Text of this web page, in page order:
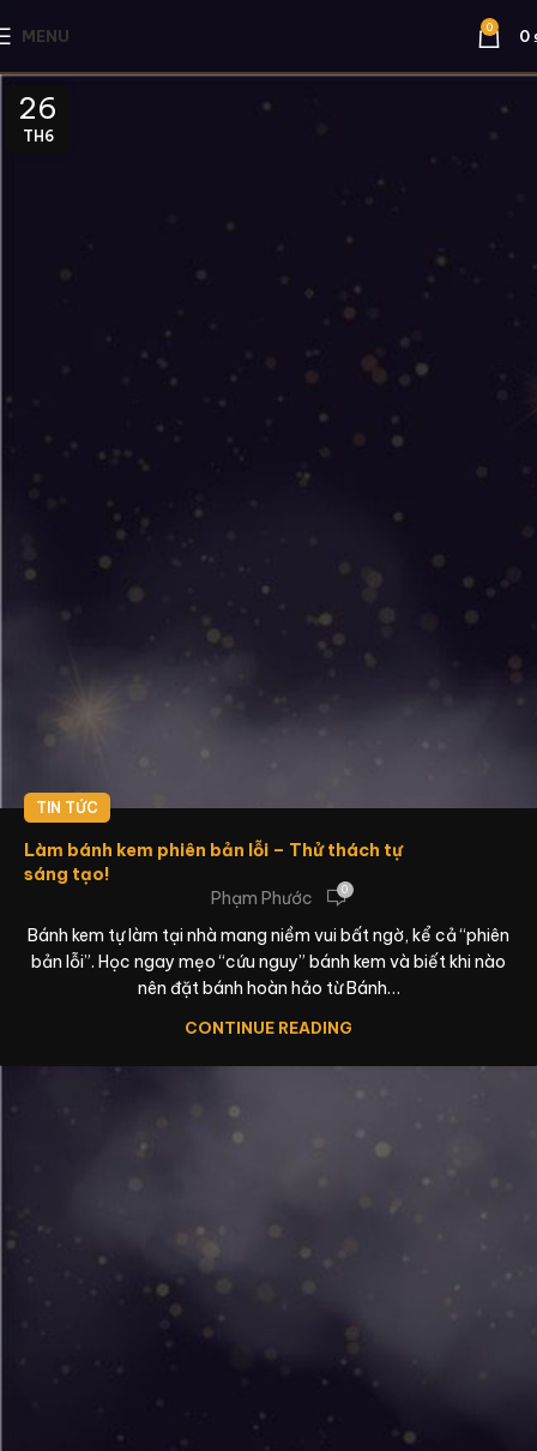
MENU 0 0
26
TH6
TIN TỨC
Làm bánh kem phiên bản lỗi – Thử thách tự
sáng tạo!
Phạm Phước
0
Bánh kem tự làm tại nhà mang niềm vui bất ngờ, kể cả “phiên
bản lỗi”. Học ngay mẹo “cứu nguy” bánh kem và biết khi nào
nên đặt bánh hoàn hảo từ Bánh…
CONTINUE READING